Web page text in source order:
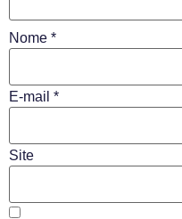
Nome *
E-mail *
Site